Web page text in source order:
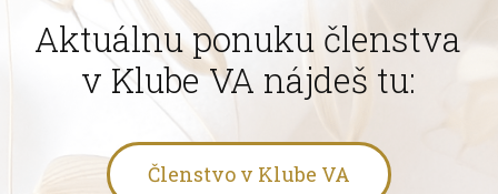
Aktuálnu ponuku členstva
v Klube VA nájdeš tu:
Členstvo v Klube VA